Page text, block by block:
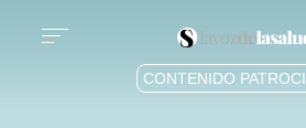
CONTENIDO